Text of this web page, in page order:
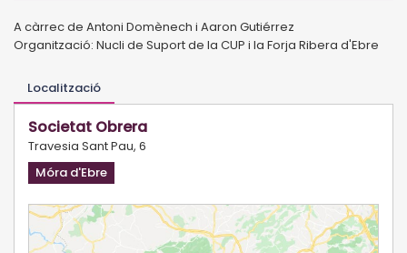
A càrrec de Antoni Domènech i Aaron Gutiérrez
Organització: Nucli de Suport de la CUP i la Forja Ribera d'Ebre
Localització
Societat Obrera
Travesia Sant Pau, 6
Móra d'Ebre